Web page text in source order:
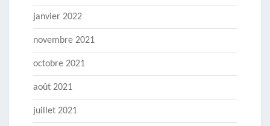
janvier 2022
novembre 2021
octobre 2021
août 2021
juillet 2021